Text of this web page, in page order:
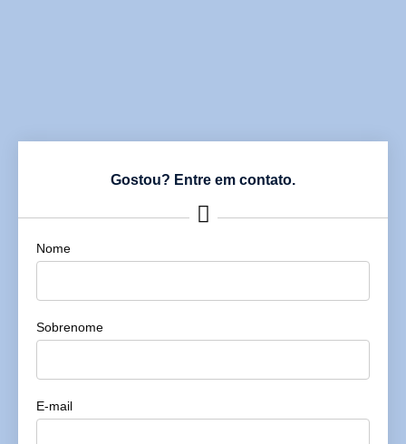
Gostou? Entre em contato.
Nome
Sobrenome
E-mail